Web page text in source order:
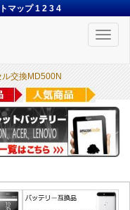
マップ1 2 3 4
Toggle
交換MD500N